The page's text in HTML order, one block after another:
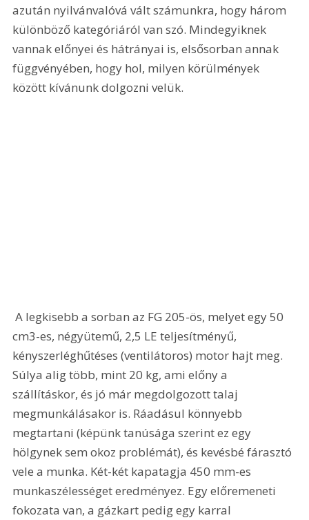
azután nyilvánvalóvá vált számunkra, hogy három
különböző kategóriáról van szó. Mindegyiknek
vannak előnyei és hátrányai is, elsősorban annak
függvényében, hogy hol, milyen körülmények
között kívánunk dolgozni velük.
A legkisebb a sorban az FG 205-ös, melyet egy 50
cm3-es, négyütemű, 2,5 LE teljesítményű,
kényszerléghűtéses (ventilátoros) motor hajt meg.
Súlya alig több, mint 20 kg, ami előny a
szállításkor, és jó már megdolgozott talaj
megmunkálásakor is. Ráadásul könnyebb
megtartani (képünk tanúsága szerint ez egy
hölgynek sem okoz problémát), és kevésbé fárasztó
vele a munka. Két-két kapatagja 450 mm-es
munkaszélességet eredményez. Egy előremeneti
fokozata van, a gázkart pedig egy karral